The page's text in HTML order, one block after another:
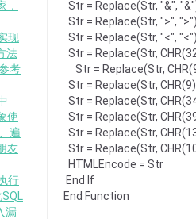
，
现
法
考
使
遍
友
行
漏
Str = Replace(Str, "&",
Str = Replace(Str, ">",
Str = Replace(Str, "<",
Str = Replace(Str,
Str = Replace(Str,
Str = Replace(Str,
Str = Replace(Str,
Str = Replace(Str,
Str = Replace(Str,
Str = Replace(Str,
HTMLEncode = Str
End If
End Function